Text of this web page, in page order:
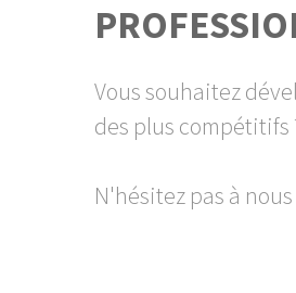
Vous souhaitez
des plus compétitifs
N'hésitez pas à